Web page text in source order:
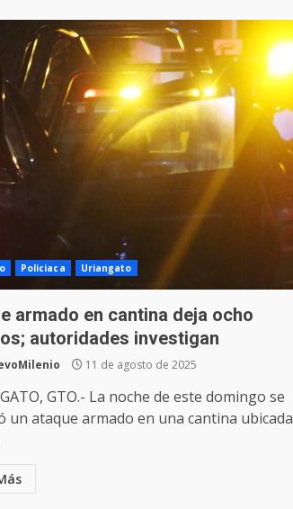
Policiaca Uriangato
armado en cantina deja ocho
autoridades investigan
11 de agosto de 2025
GTO.- La noche de este domingo se
un ataque armado en una cantina ubicada